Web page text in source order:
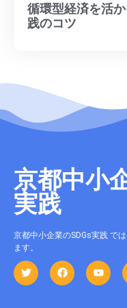
循環型経済を活
践のコツ
京都中小
実践
京都中小企業のSDGs実践 で
ます。